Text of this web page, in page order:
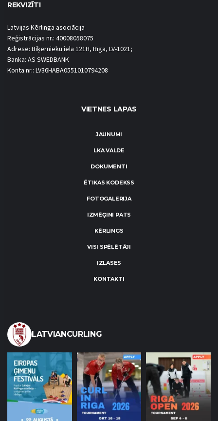
REKVIZĪTI
Latvijas Kērlinga asociācija
Reģistrācijas nr.: 40008058075
Adrese: Biķernieku iela 121H, Rīga, LV-1021;
Banka: AS SWEDBANK
Konta nr.: LV36HABA0551010794208
VIETNES LAPAS
JAUNUMI
LKA VALDE
DOKUMENTI
ĒTIKAS KODEKSS
FOTOGALERIJA
IZMĒĢINI PATS
KĒRLINGS
VISI SPĒLĒTĀJI
IZLASES
KONTAKTI
LATVIANCURLING